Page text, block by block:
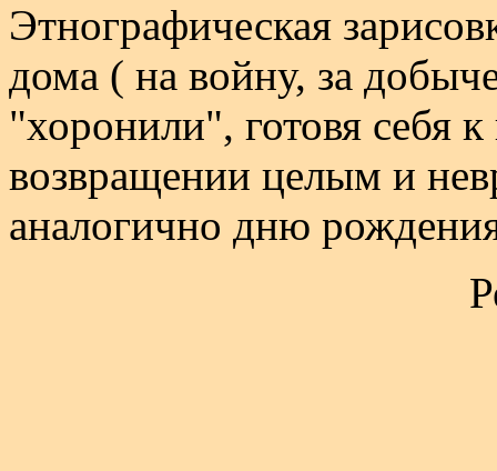
Этнографическая
дома ( на войну, за
"хоронили", готовя себя
возвращении целым и
аналогично дню